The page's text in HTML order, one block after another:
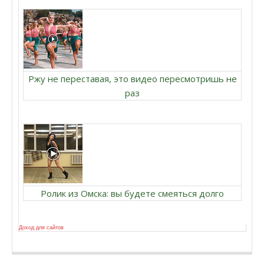
Ржу не переставая, это видео пересмотришь не
раз
Ролик из Омска: вы будете смеяться долго
Доход для сайтов